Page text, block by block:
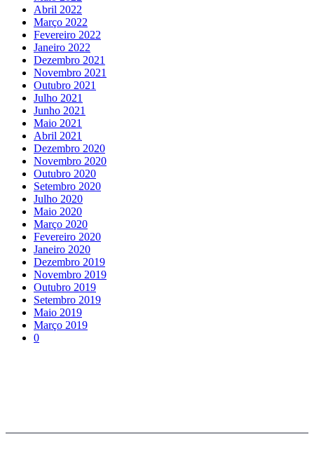
Abril 2022
Março 2022
Fevereiro 2022
Janeiro 2022
Dezembro 2021
Novembro 2021
Outubro 2021
Julho 2021
Junho 2021
Maio 2021
Abril 2021
Dezembro 2020
Novembro 2020
Outubro 2020
Setembro 2020
Julho 2020
Maio 2020
Março 2020
Fevereiro 2020
Janeiro 2020
Dezembro 2019
Novembro 2019
Outubro 2019
Setembro 2019
Maio 2019
Março 2019
0